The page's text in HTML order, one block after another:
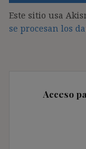
Este sitio usa
se procesan los
Acceso